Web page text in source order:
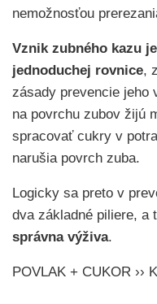
nemožnosťou
Vznik zubného kazu
jednoduchej rovnice,
zásady prevencie jeho
na povrchu zubov žijú
spracovať cukry v
narušia povrch zuba.
Logicky sa preto v
dva základné piliere, a
správna výživa.
POVLAK + CUKOR ››